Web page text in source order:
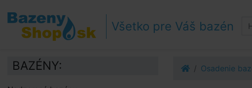
Prejsť na obsah
Prejsť k bočnému stĺpci
Klávesové skratky
Všetko pre Váš bazén
Osadenie
BAZÉNY: